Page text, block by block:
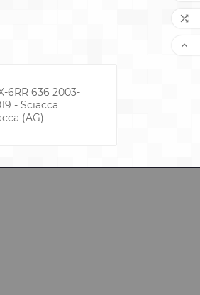
6RR 636 2003-
- Sciacca
(AG)

